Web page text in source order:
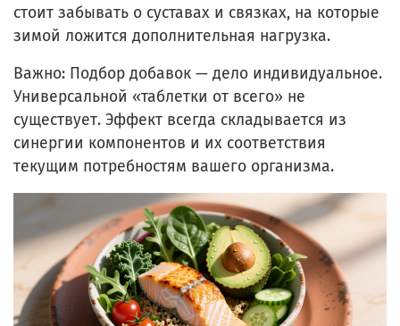
стоит забывать о суставах и связках, на которые
зимой ложится дополнительная нагрузка.
Важно: Подбор добавок — дело индивидуальное.
Универсальной «таблетки от всего» не
существует. Эффект всегда складывается из
синергии компонентов и их соответствия
текущим потребностям вашего организма.